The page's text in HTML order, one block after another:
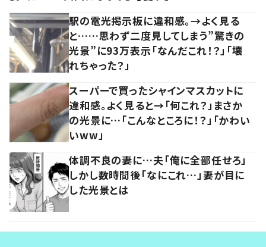
駅の電光掲示板に違和感。→よく見る
と……思わず二度見してしまう”驚きの
光景”に93万表示「なんだこれ！？」「壊
れちゃった？」
スーパーで買ったシャインマスカットに
違和感。よく見ると→「何これ？」まさか
の光景に…「こんなところに！？」「かわい
いww」
体調不良の妻に…夫「俺に全部任せろ」
しかし数時間後「なにこれ…」妻が目に
した光景とは